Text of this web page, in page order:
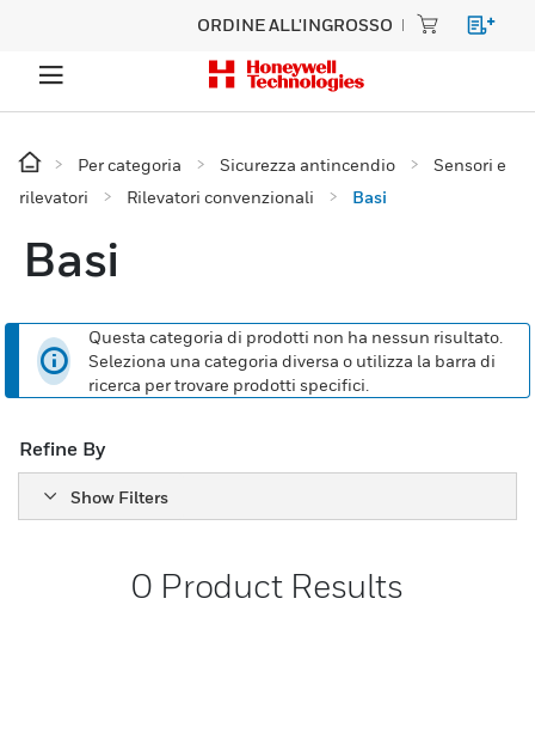
ORDINE ALL'INGROSSO
Per categoria Sicurezza antincendio
Sensori e
rilevatori
Rilevatori convenzionali Basi
Basi
Questa categoria di prodotti non ha nessun risultato.
Seleziona una categoria diversa o utilizza la barra di
ricerca per trovare prodotti specifici.
Refine By
Show Filters
0 Product Results